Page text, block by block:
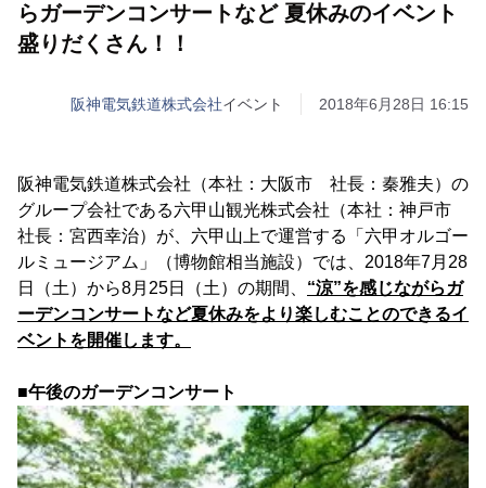
らガーデンコンサートなど 夏休みのイベント
盛りだくさん！！
阪神電気鉄道株式会社イベント 2018年6月28日 16:15
阪神電気鉄道株式会社（本社：大阪市 社長：秦雅夫）の
グループ会社である六甲山観光株式会社（本社：神戸市
社長：宮西幸治）が、六甲山上で運営する「六甲オルゴー
ルミュージアム」（博物館相当施設）では、2018年7月28
日（土）から8月25日（土）の期間、 “涼”を感じながらガ
ーデンコンサートなど夏休みをより楽しむことのできるイ
ベントを開催します。
■午後のガーデンコンサート